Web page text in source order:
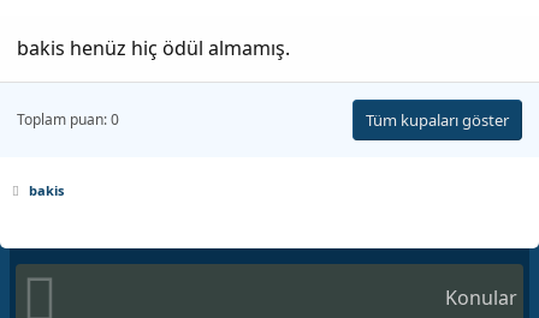
bakis henüz hiç ödül almamış.
Toplam puan: 0 Tüm kupaları göster
bakis
Konular